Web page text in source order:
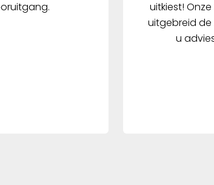
uitkiest!
uitgebreid
u